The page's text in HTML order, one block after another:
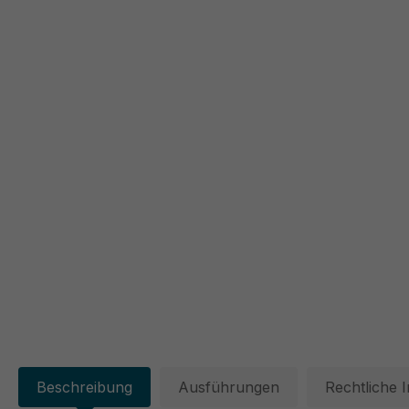
Beschreibung Ausführungen Rechtliche